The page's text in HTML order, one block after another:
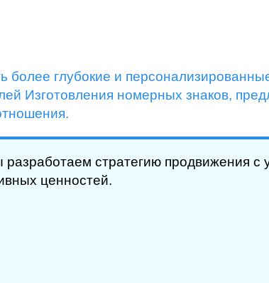
более глубокие и
Изготовления номерных знаков,
стратегию продвижения с
ценностей.